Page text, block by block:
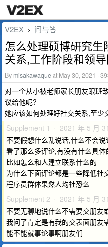
V2EX › 问与答
怎么处理硕博研究生
关系,工作阶段和领
By misakawaqueat May 30, 2021 ·
对一个从小被老师家长朋友跟班
议给他呢?
她应该如何处理好社交关系,至少
Supplement 1 · 2021 年 5 月
不要假想什么乱说话,什么不会
看了那么多评论,有没有什么具
比如怎么和人建立联系什么的
为什么下面评论都是一些降低社
程序员群体果然人均社恐么
Supplement 2 · 2021 年 5 月
不要无聊地说什么不需要交朋友
我问了肯定是有我的交表面朋友
能不能就事论事啊朋友们